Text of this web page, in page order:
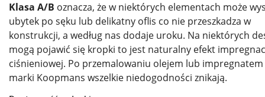
Klasa A/B oznacza, że w niektórych elementach może
ubytek po sęku lub delikatny oflis co nie przeszkadza w
konstrukcji, a według nas dodaje uroku. Na niektórych
mogą pojawić się kropki to jest naturalny efekt
ciśnieniowej. Po przemalowaniu olejem lub impregnatem
marki Koopmans wszelkie niedogodności znikają.